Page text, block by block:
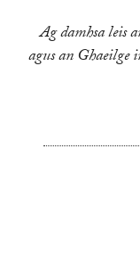
Ag damhsa leis
agus an